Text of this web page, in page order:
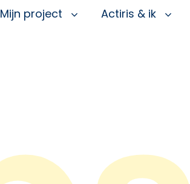
Mijn project Actiris & ik